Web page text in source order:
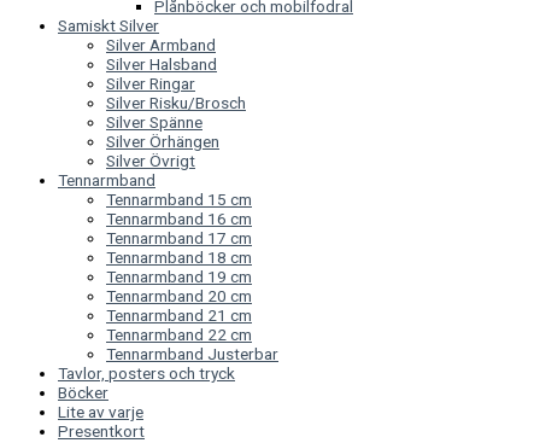
Plånböcker och mobilfodral
Samiskt Silver
Silver Armband
Silver Halsband
Silver Ringar
Silver Risku/Brosch
Silver Spänne
Silver Örhängen
Silver Övrigt
Tennarmband
Tennarmband 15 cm
Tennarmband 16 cm
Tennarmband 17 cm
Tennarmband 18 cm
Tennarmband 19 cm
Tennarmband 20 cm
Tennarmband 21 cm
Tennarmband 22 cm
Tennarmband Justerbar
Tavlor, posters och tryck
Böcker
Lite av varje
Presentkort